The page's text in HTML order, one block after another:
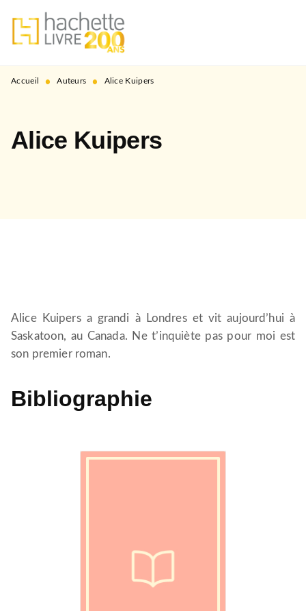
MENU RECHERCHE
PIED DE PAGE
Accueil • Auteurs • Alice Kuipers
Alice Kuipers
Alice Kuipers a grandi à Londres et vit aujourd’hui à
Saskatoon, au Canada. Ne t’inquiète pas pour moi est
son premier roman.
Bibliographie